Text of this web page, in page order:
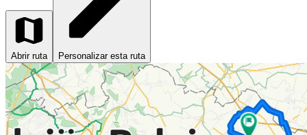
Abrir ruta Personalizar esta ruta